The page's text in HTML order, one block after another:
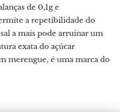
de 0,1g e
a repetibilidade do
a mais pode arruinar um
exata do açúcar
merengue, é uma marca do